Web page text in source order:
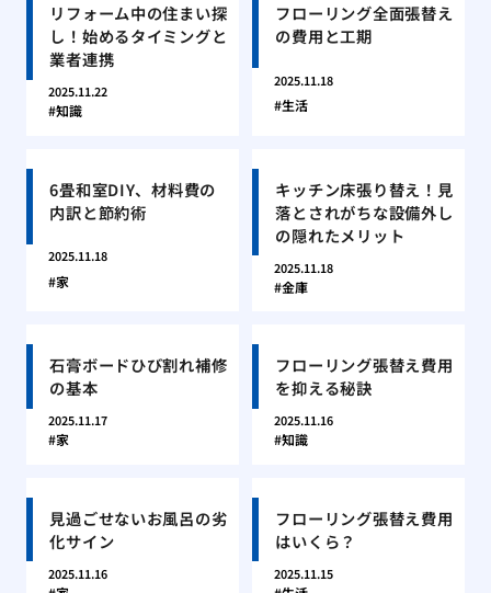
リフォーム中の住まい探
し！始めるタイミングと
業者連携
2025.11.22
知識
フローリング全面張替え
の費用と工期
2025.11.18
生活
6畳和室DIY、材料費の
内訳と節約術
2025.11.18
家
キッチン床張り替え！見
落とされがちな設備外し
の隠れたメリット
2025.11.18
金庫
石膏ボードひび割れ補修
の基本
2025.11.17
家
フローリング張替え費用
を抑える秘訣
2025.11.16
知識
見過ごせないお風呂の劣
化サイン
2025.11.16
フローリング張替え費用
はいくら？
2025.11.15